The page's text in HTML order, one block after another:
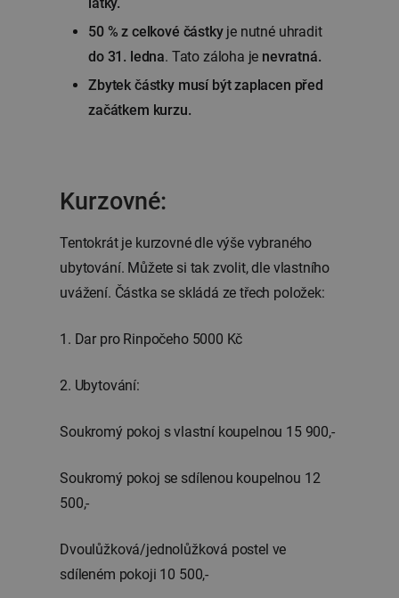
50 % z celkové částkyje nutné uhradit
do 31. ledna. Tato záloha je nevratná.
Zbytek částky musí být zaplacen před
začátkem kurzu.
Kurzovné:
Tentokrát je kurzovné dle výše vybraného
ubytování. Můžete si tak zvolit, dle vlastního
uvážení. Částka se skládá ze třech položek:
1. Dar pro Rinpočeho 5000 Kč
2. Ubytování:
Soukromý pokoj s vlastní koupelnou 15 900,-
Soukromý pokoj se sdílenou koupelnou 12
500,-
Dvoulůžková/jednolůžková postel ve
sdíleném pokoji 10 500,-